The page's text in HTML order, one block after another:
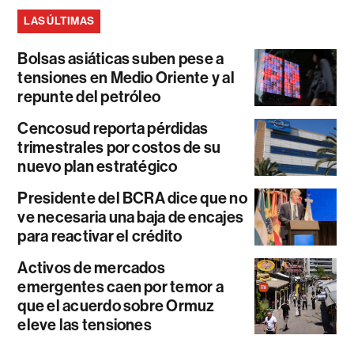
LAS ÚLTIMAS
Bolsas asiáticas suben pese a
tensiones en Medio Oriente y al
repunte del petróleo
Cencosud reporta pérdidas
trimestrales por costos de su
nuevo plan estratégico
Presidente del BCRA dice que no
ve necesaria una baja de encajes
para reactivar el crédito
Activos de mercados
emergentes caen por temor a
que el acuerdo sobre Ormuz
eleve las tensiones